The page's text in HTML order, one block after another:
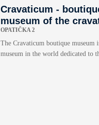
Cravaticum -
museum of the
OPATIČKA 2
The Cravaticum boutique museum
museum in the world dedicated to